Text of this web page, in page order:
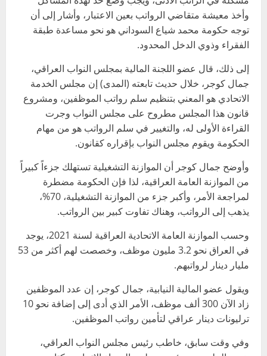
وأخذ معيشة متقاضي الرواتب بعين الاعتبار، وأشار إلى أن
توجه حكومة محمد شياع السوداني هو نحو مساعدة طبقة
الفقراء وذوي الدخل المحدود.
إلى ذلك، قال عضو اللجنة المالية بمجلس النواب العراقي،
جمال كوجر، خلال حديث تابعته (المدى) إن مجلس الخدمة
الاتحادي هو المعني بتنظيم سلم رواتب الموظفين، ومشروع
قانون هذا المجلس مطروح على مجلس النواب وجرت
القراءة الأولى له، والتغيير في سلم الرواتب هو من مهام
الحكومة ويقوم مجلس النواب بإقراره كقانون.
وأوضح جمال كوجر أن الموازنة التشغيلية تستهلك جزءاً كبيراً
من الموازنة العامة العراقية، لذا فإن الحكومة مضطرة
لمراجعة الأمر، وأكبر جزء من الموازنة التشغيلية، 70%،
يذهب إلى الرواتب، وهناك تفاوت كبير بين الرواتب.
وحسب الموازنة العامة الاتحادية العراقية لسنة 2021، يوجد
في العراق نحو 3.2 مليون موظف، وخصصت لهم أكثر من 53
مليار دينار لرواتبهم.
ويقول عضو المالية النيابية، جمال كوجر، إن عدد الموظفين
زاد الآن 300 ألف موظف، الأمر الذي أدى إلى إضافة نحو 10
ترليونات دينار عراقي لتأمين رواتب الموظفين.
وفي وقت سابق، خاطب رئيس مجلس النواب العراقي،